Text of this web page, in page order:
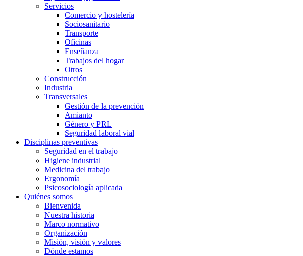
Servicios
Comercio y hostelería
Sociosanitario
Transporte
Oficinas
Enseñanza
Trabajos del hogar
Otros
Construcción
Industria
Transversales
Gestión de la prevención
Amianto
Género y PRL
Seguridad laboral vial
Disciplinas preventivas
Seguridad en el trabajo
Higiene industrial
Medicina del trabajo
Ergonomía
Psicosociología aplicada
Quiénes somos
Bienvenida
Nuestra historia
Marco normativo
Organización
Misión, visión y valores
Dónde estamos